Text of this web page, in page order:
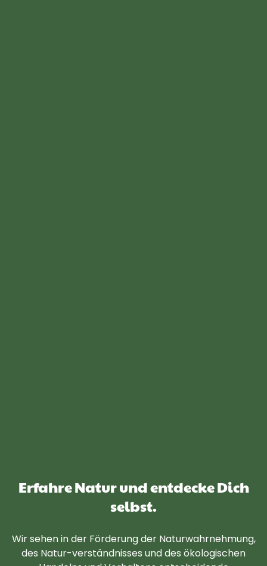
Erfahre Natur und entdecke Dich
selbst.
Wir sehen in der Förderung der Naturwahrnehmung,
des Natur-verständnisses und des ökologischen